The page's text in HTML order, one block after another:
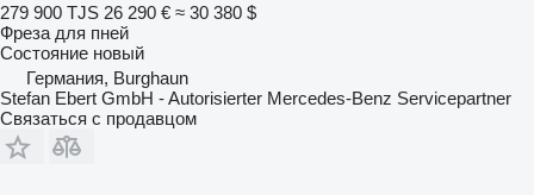
279 900 TJS 26 290 € ≈ 30 380 $
Фреза для пней
Состояние новый
Германия, Burghaun
Stefan Ebert GmbH - Autorisierter Mercedes-Benz Servicepartner
Связаться с продавцом